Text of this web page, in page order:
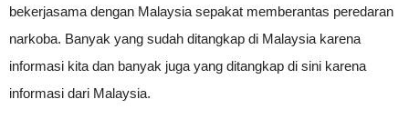
bekerjasama dengan Malaysia sepakat memberantas peredaran
narkoba. Banyak yang sudah ditangkap di Malaysia karena
informasi kita dan banyak juga yang ditangkap di sini karena
informasi dari Malaysia.